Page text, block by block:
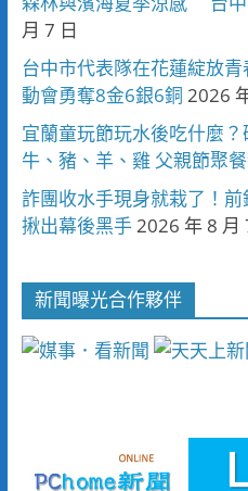
月 7 日
台中市代表隊在花蓮綻放
動會勇奪8金6銀6銅 2026
宜蘭童玩節玩水後吃什麼
牛、豬、羊、雞 父親節聚
詐團收水手現身就栽了！
揪出幕後黑手2026 年 8 月
新聞曝光合作夥伴